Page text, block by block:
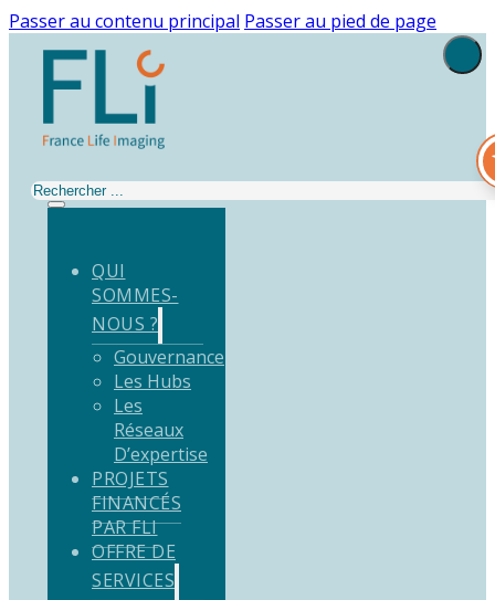
Passer au contenu principal Passer au pied de page
Rechercher
QUI
SOMMES-
NOUS ?
Gouvernance
Les Hubs
Les
Réseaux
D’expertise
PROJETS
FINANCÉS
PAR FLI
OFFRE DE
SERVICES